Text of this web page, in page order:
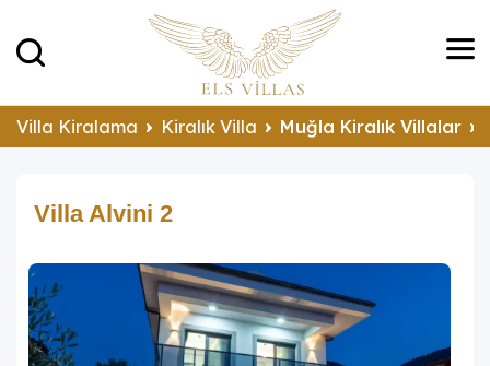
Villa Kiralama Kiralık Villa Muğla Kiralık Villalar
Villa Alvini 2